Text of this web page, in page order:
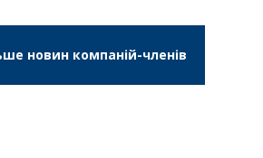
новин компаній-членів